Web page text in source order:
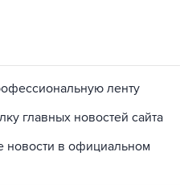
ленту
главных новостей сайта
новости в официальном